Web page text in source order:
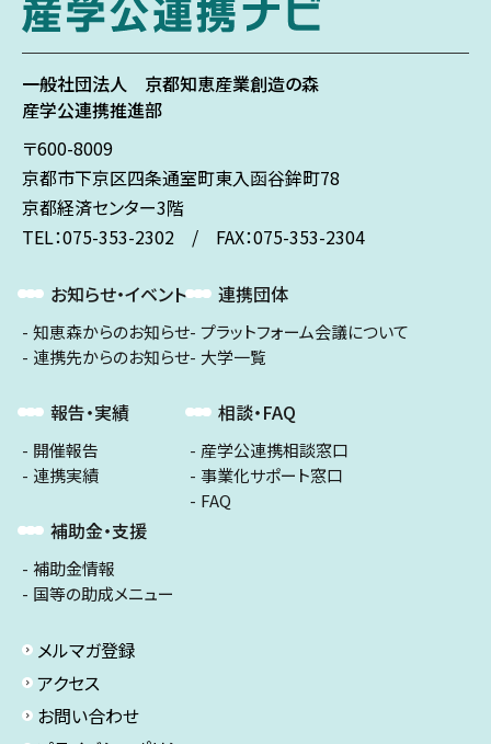
一般社団法人 京都知恵産業創造の森
産学公連携推進部
〒600-8009
京都市下京区四条通室町東入函谷鉾町78
京都経済センター3階
TEL：075-353-2302 / FAX：075-353-2304
お知らせ・イベント
知恵森からのお知らせ
連携先からのお知らせ
報告・実績
開催報告
連携実績
補助金・支援
補助金情報
国等の助成メニュー
連携団体
プラットフォーム会議について
大学一覧
相談・FAQ
産学公連携相談窓口
事業化サポート窓口
FAQ
メルマガ登録
アクセス
お問い合わせ